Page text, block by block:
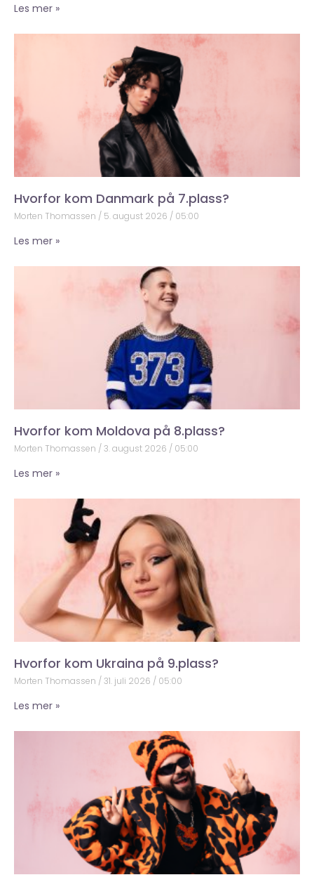
Les mer »
Hvorfor kom Danmark på 7.plass?
Morten Thomassen 5. august 2026 05:00
Les mer »
Hvorfor kom Moldova på 8.plass?
Morten Thomassen 3. august 2026 05:00
Les mer »
Hvorfor kom Ukraina på 9.plass?
Morten Thomassen 31. juli 2026 05:00
Les mer »